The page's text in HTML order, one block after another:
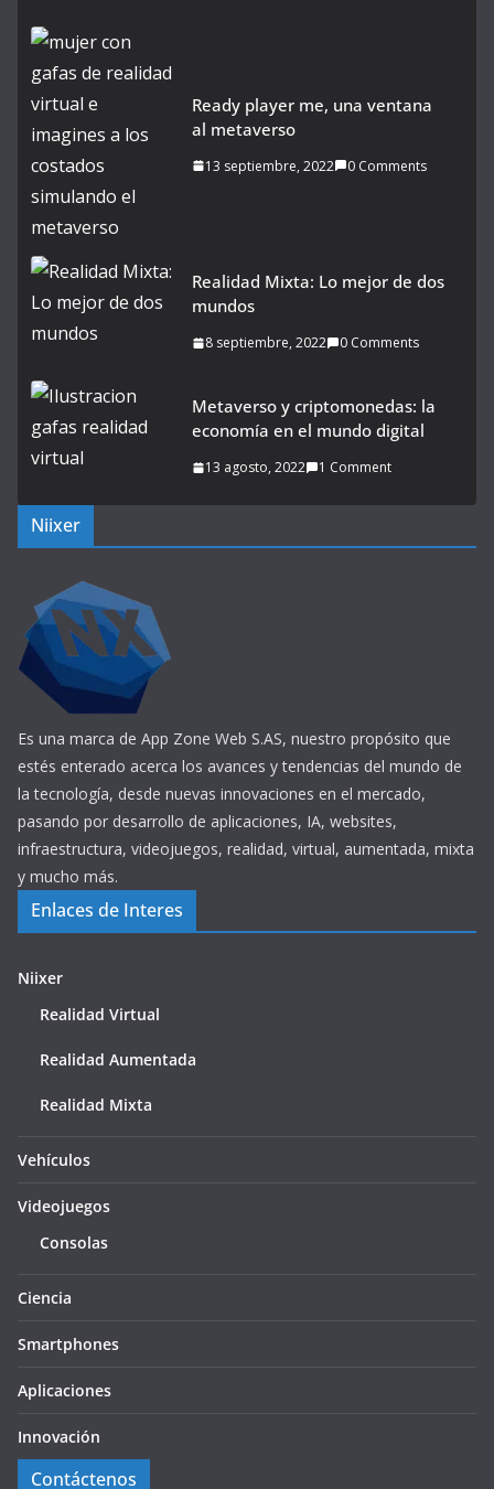
Ready player me, una ventana
al metaverso
13 septiembre, 2022 0 Comments
Realidad Mixta: Lo mejor de dos
mundos
8 septiembre, 2022 0 Comments
Metaverso y criptomonedas: la
economía en el mundo digital
13 agosto, 2022 1 Comment
Niixer
Es una marca de App Zone Web S.AS, nuestro propósito que
estés enterado acerca los avances y tendencias del mundo de
la tecnología, desde nuevas innovaciones en el mercado,
pasando por desarrollo de aplicaciones, IA, websites,
infraestructura, videojuegos, realidad, virtual, aumentada, mixta
y mucho más.
Enlaces de Interes
Niixer
Realidad Virtual
Realidad Aumentada
Realidad Mixta
Vehículos
Videojuegos
Consolas
Ciencia
Smartphones
Aplicaciones
Innovación
Contáctenos